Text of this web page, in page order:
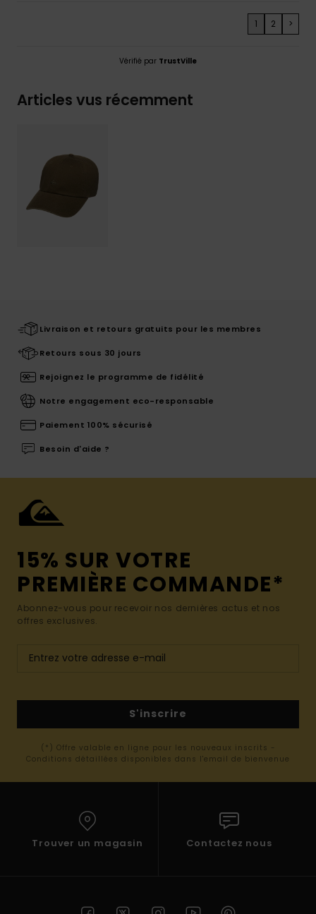
1 2 >
Vérifié par TrustVille
Articles vus récemment
Livraison et retours gratuits pour les membres
Retours sous 30 jours
Rejoignez le programme de fidélité
Notre engagement eco-responsable
Paiement 100% sécurisé
Besoin d'aide ?
15% SUR VOTRE
PREMIÈRE COMMANDE*
Abonnez-vous pour recevoir nos dernières actus et nos
offres exclusives.
S'inscrire
(*) Offre valable en ligne pour les nouveaux inscrits -
Conditions détaillées disponibles dans l'email de bienvenue
Trouver un magasin Contactez nous